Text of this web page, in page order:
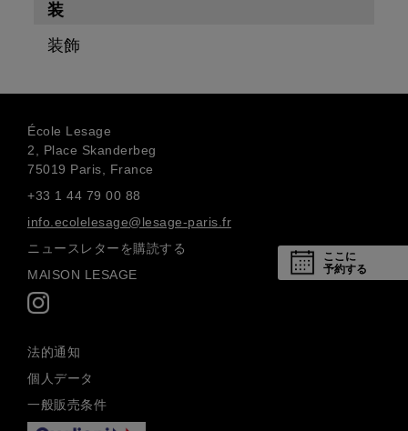
ここに
予約する
装
装飾
École Lesage
2, Place Skanderbeg
75019 Paris, France
+33 1 44 79 00 88
info.ecolelesage@lesage-paris.fr
ニュースレターを購読する
MAISON LESAGE
法的通知
個人データ
一般販売条件